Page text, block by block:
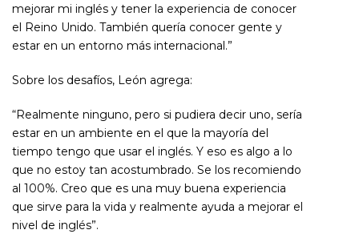
mejorar mi inglés y tener la experiencia de conocer
el Reino Unido. También quería conocer gente y
estar en un entorno más internacional.”
Sobre los desafíos, León agrega:
“Realmente ninguno, pero si pudiera decir uno, sería
estar en un ambiente en el que la mayoría del
tiempo tengo que usar el inglés. Y eso es algo a lo
que no estoy tan acostumbrado. Se los recomiendo
al 100%. Creo que es una muy buena experiencia
que sirve para la vida y realmente ayuda a mejorar el
nivel de inglés”.